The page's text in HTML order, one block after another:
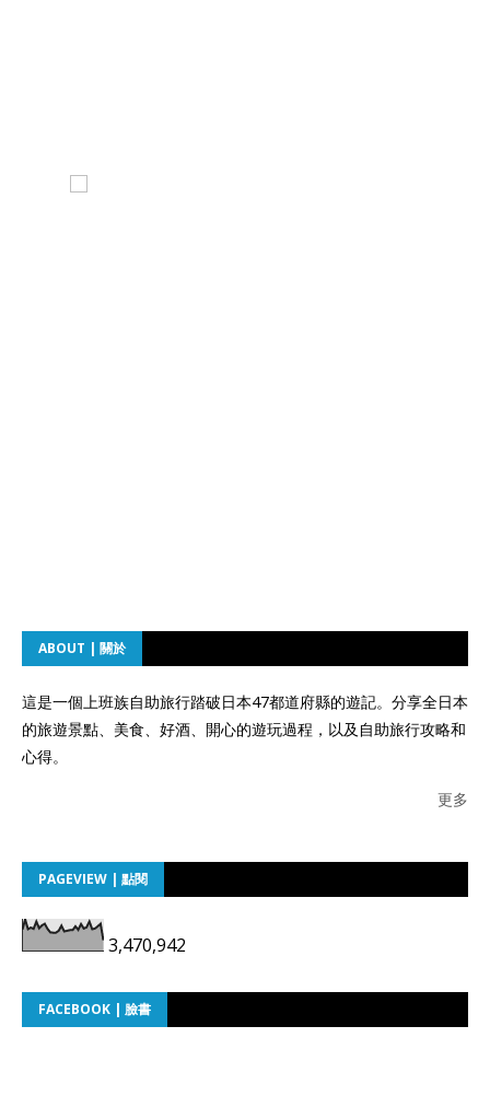
ABOUT | 關於
這是一個上班族自助旅行踏破日本47都道府縣的遊記。分享全日本
的旅遊景點、美食、好酒、開心的遊玩過程，以及自助旅行攻略和
心得。
更多
PAGEVIEW | 點閱
3,470,942
FACEBOOK | 臉書